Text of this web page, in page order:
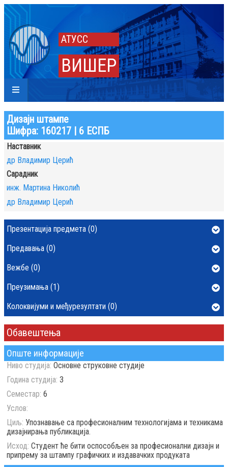
АТУСС
ВИШЕР
Дизајн штампе
Шифра: 160217 | 6 ЕСПБ
Опште информације
Ниво студија: Основне струковне студије
Година студија: 3
Семестар: 6
Услов:
Циљ: Упознавање са професионалним технологијама и техникама
дизајнирања публикација.
Исход: Студент ће бити оспособљен за професионални дизајн и
припрему за штампу графичких и издавачких продуката
Наставник
др Владимир Церић
Сарадник
инж. Мартина Николић
др Владимир Церић
Презентација предмета (0)
Предавања (0)
Вежбе (0)
Преузимања (1)
Колоквијуми и међурезултати (0)
Обавештења